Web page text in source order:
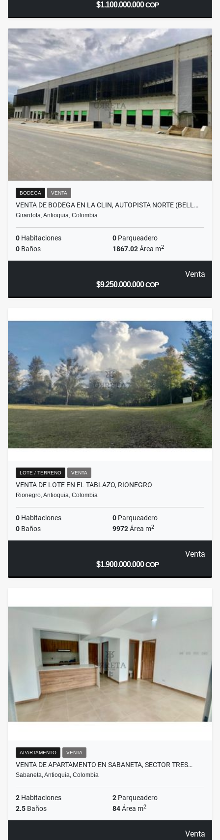
$1.100.000.000COP
BODEGA VENTA
VENTA DE BODEGA EN LA CLIN, AUTOPISTA NORTE (BELL…
Girardota, Antioquia, Colombia
0 Habitaciones 0 Parqueadero
0 Baños 1867.02Área m2
Venta
$9.250.000.000COP
LOTE / TERRENO VENTA
VENTA DE LOTE EN EL TABLAZO, RIONEGRO
Rionegro, Antioquia, Colombia
0 Habitaciones 0 Parqueadero
0 Baños 9972Área m2
Venta
$1.900.000.000COP
APARTAMENTO VENTA
VENTA DE APARTAMENTO EN SABANETA, SECTOR TRES…
Sabaneta, Antioquia, Colombia
2 Habitaciones 2 Parqueadero
2.5 Baños 84Área m2
Venta